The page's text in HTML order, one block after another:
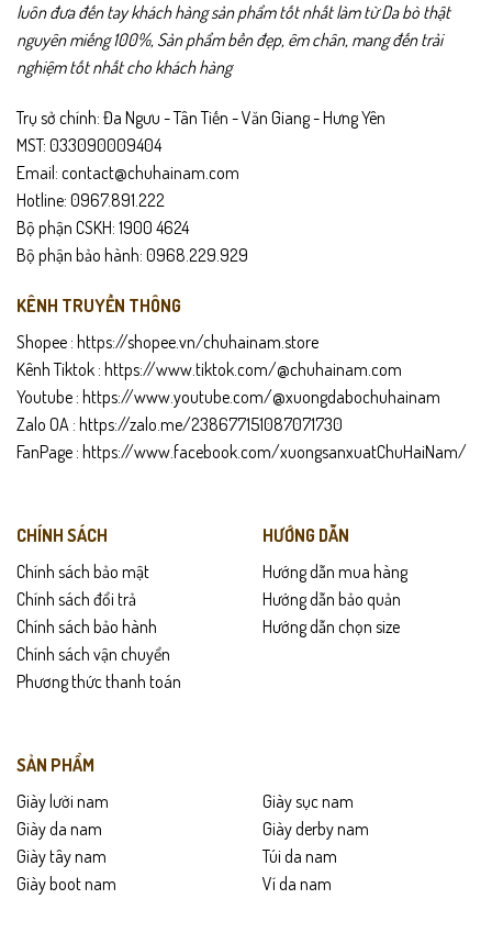
luôn đưa đến tay khách hàng sản phẩm tốt nhất làm từ Da bò thật
nguyên miếng 100%, Sản phẩm bền đẹp, êm chân, mang đến trải
nghiệm tốt nhất cho khách hàng
Trụ sở chính: Đa Ngưu - Tân Tiến - Văn Giang - Hưng Yên
MST: 033090009404
Email: contact@chuhainam.com
Hotline: 0967.891.222
Bộ phận CSKH: 1900 4624
Bộ phận bảo hành: 0968.229.929
KÊNH TRUYỀN THÔNG
Shopee : https://shopee.vn/chuhainam.store
Kênh Tiktok : https://www.tiktok.com/@chuhainam.com
Youtube : https://www.youtube.com/@xuongdabochuhainam
Zalo OA : https://zalo.me/238677151087071730
FanPage : https://www.facebook.com/xuongsanxuatChuHaiNam/
CHÍNH SÁCH
Chính sách bảo mật
Chính sách đổi trả
Chính sách bảo hành
Chính sách vận chuyển
Phương thức thanh toán
HƯỚNG DẪN
Hướng dẫn mua hàng
Hướng dẫn bảo quản
Hướng dẫn chọn size
SẢN PHẨM
Giày lười nam
Giày da nam
Giày tây nam
Giày boot nam
Giày sục nam
Giày derby nam
Túi da nam
Ví da nam